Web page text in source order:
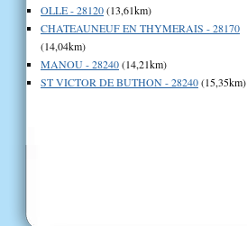
OLLE - 28120(13,61km)
CHATEAUNEUF EN THYMERAIS - 28170
(14,04km)
MANOU - 28240(14,21km)
ST VICTOR DE BUTHON - 28240(15,35km)